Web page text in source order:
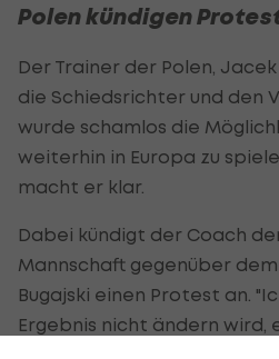
Polen kündigen
Der Trainer der Polen,
die Schiedsrichter und den
wurde schamlos die
weiterhin in Europa zu
macht er klar.
Dabei kündigt der Coach
Mannschaft gegenüber
Bugajski einen Protest an.
Ergebnis nicht ändern wird,